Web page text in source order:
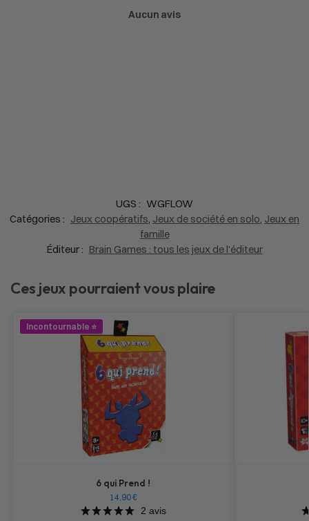
Aucun avis
UGS : WGFLOW
Catégories : Jeux coopératifs, Jeux de société en solo, Jeux en
famille
Éditeur : Brain Games : tous les jeux de l'éditeur
Ces jeux pourraient vous plaire
Incontournable ⭐
6 qui Prend !
14,90€
2 avis